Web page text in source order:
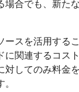
合でも、新た
ースを活用す
関連するコス
してのみ料金